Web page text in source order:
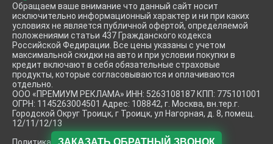
Обращаем ваше внимание что данный сайт носит
исключительно информационный характер и ни при каких
условиях не является публичной офертой, определяемой
положениями статьи 437 Гражданского кодекса
Российской Федирации. Все цены указаны с учетом
максимальной скидки на авто и при условии покупки в
кредит включают в себя обязательные страховые
продукты, которые согласовываются и оплачиваются
отдельно.
ООО «ПРЕМИУМ РЕКЛАМА» ИНН: 5263108187 КПП: 775101001
ОГРН: 1145263004501 Адрес: 108842, г. Москва, вн.тер.г.
Городской Округ Троицк, г Троицк, ул Нагорная, д. 8, помещ.
12/11/12/13
ЗАКАЗАТЬ ОБРАТНЫЙ ЗВОНОК